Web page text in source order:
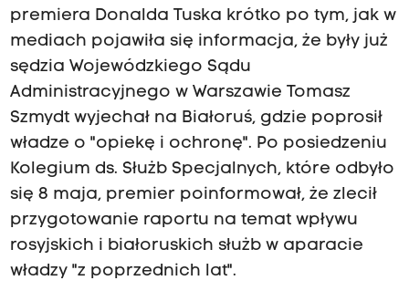
premiera Donalda Tuska krótko po tym, jak w
mediach pojawiła się informacja, że były już
sędzia Wojewódzkiego Sądu
Administracyjnego w Warszawie Tomasz
Szmydt wyjechał na Białoruś, gdzie poprosił
władze o "opiekę i ochronę". Po posiedzeniu
Kolegium ds. Służb Specjalnych, które odbyło
się 8 maja, premier poinformował, że zlecił
przygotowanie raportu na temat wpływu
rosyjskich i białoruskich służb w aparacie
władzy "z poprzednich lat".